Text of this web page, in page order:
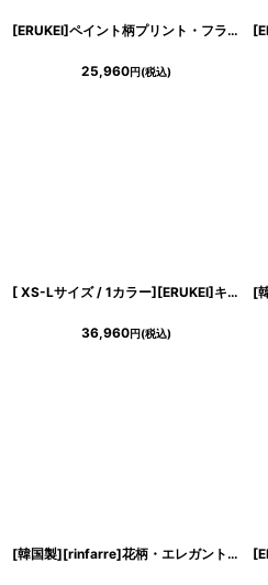
[ERUKEI]ペイント柄プリント・フラワー・Vネック・ノースリーブ・Aライン・マキシ丈・ロングドレス[MIRIN・れお着用]《送料＆代引き手数料無料》
25,960円(税込)
[ XS-Lサイズ / 1カラー][ERUKEI]キャミソール・ラインストーン・刺繍・レース・エレガント・Aライン・ロングドレス[奈月セナ着用]《送料＆代引き手数料無料》
36,960円(税込)
[韓国製][rinfarre]花柄・エレガント・ブラック・Vネック・カシュクール・七分袖・マキシ・ロングドレス・ラップ・ワンピース[薗田杏奈着用][送料無料]